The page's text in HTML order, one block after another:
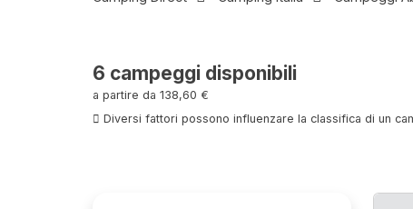
6 campeggi disponibili
a partire da 138,60 €
Diversi fattori possono influenzare la classifica di un